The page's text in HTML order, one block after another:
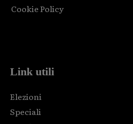
Cookie Policy
Link utili
Elezioni
Speciali